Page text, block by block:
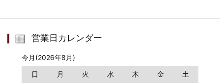
営業日カレンダー
今月(2026年8月)
日
月 火 水 木 金
土